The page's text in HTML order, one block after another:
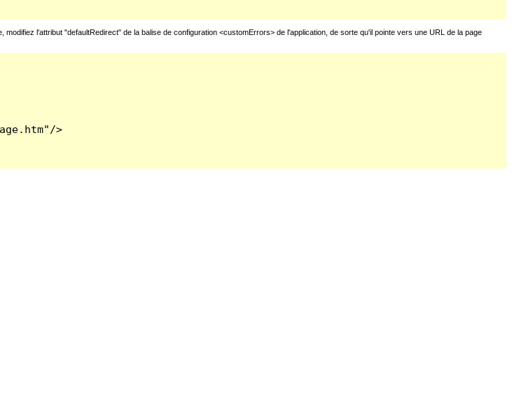
l'attribut "defaultRedirect" de la balise de configuration <customErrors> de l'application, de sorte qu'il pointe vers une URL de la page
>